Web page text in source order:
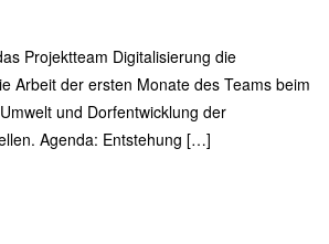
Projektteam Digitalisierung die
Arbeit der ersten Monate des Teams beim
und Dorfentwicklung der
Agenda: Entstehung […]